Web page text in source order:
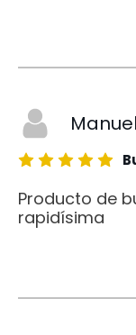
Producto de
rapidísima